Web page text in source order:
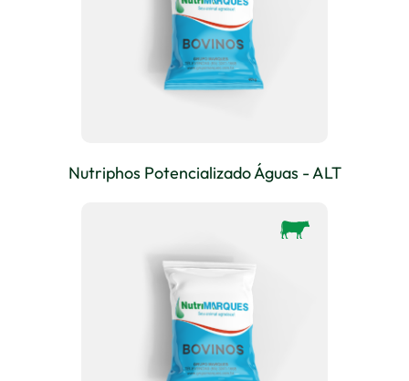
Nutriphos Potencializado Águas - ALT